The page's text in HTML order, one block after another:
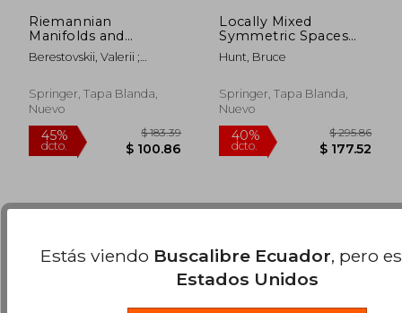
dcto. $ 26.77 dcto.
Riemannian
Manifolds and
Homogeneous
Geodesics (en Inglés)
Berestovskii, Valerii ;
Springer, Tapa Blanda,
Nuevo
Locally Mixed
Symmetric Spaces
(en Inglés)
Hunt, Bruce
Springer, Tapa Blanda,
Nuevo
Estás viendo Buscalibre Ecuador, pero
Estados Unidos